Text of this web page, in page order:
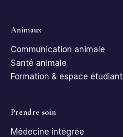
Animaux
Communication animale
Santé animale
Formation & espace étudiant
Prendre soin
Médecine intégrée